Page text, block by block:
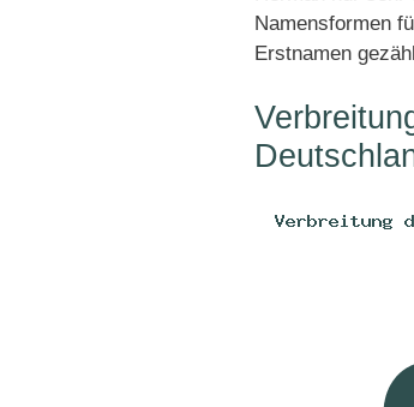
Namensformen
Erstnamen